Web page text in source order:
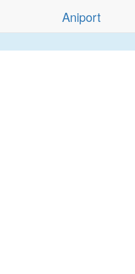
Aniport